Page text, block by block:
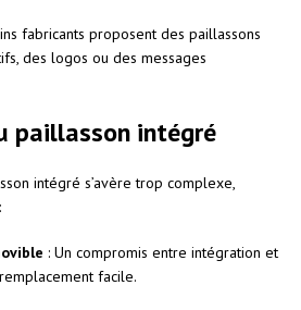
fabricants proposent des paillassons
des logos ou des messages
paillasson intégré
intégré s’avère trop complexe,
: Un compromis entre intégration et
facile.